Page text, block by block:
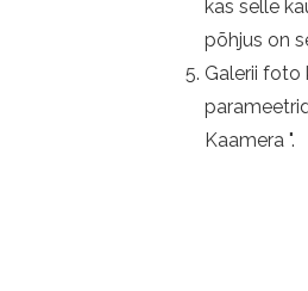
kas selle
põhjus on
Galerii foto
Kaamera ".